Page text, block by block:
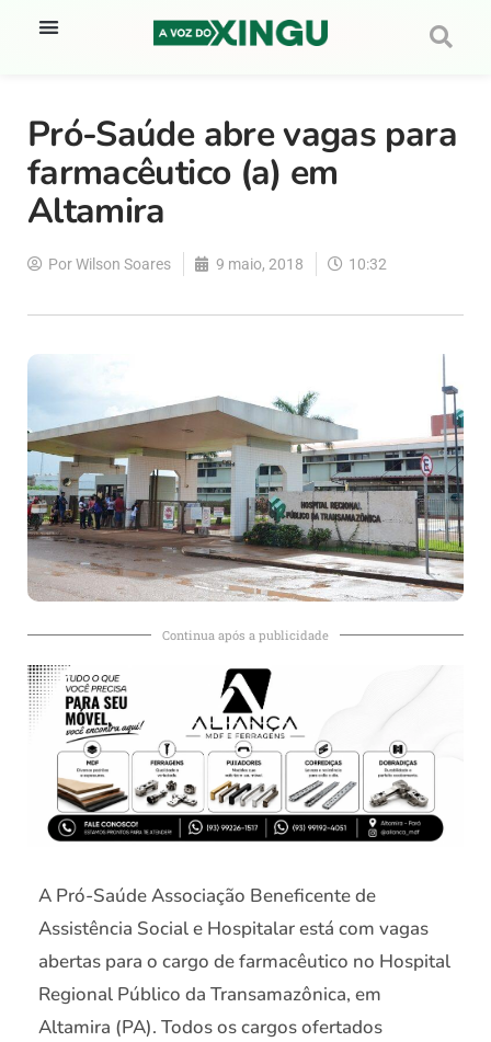
Pró-Saúde abre vagas para
farmacêutico (a) em
Altamira
PorWilson Soares 9 maio, 2018 10:32
Continua após a publicidade
A Pró-Saúde Associação Beneficente de
Assistência Social e Hospitalar está com vagas
abertas para o cargo de farmacêutico no Hospital
Regional Público da Transamazônica, em
Altamira (PA). Todos os cargos ofertados